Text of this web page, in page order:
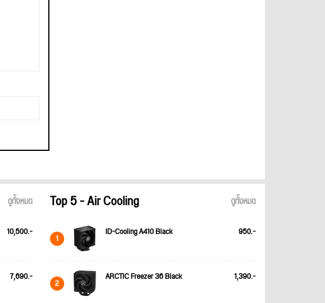
ดูทั้งหมด
10,500.-
7,690.-
Top 5 - Air Cooling ดูทั้งหมด
1 ID-Cooling A410 Black 950.-
2 ARCTIC Freezer 36 Black 1,390.-